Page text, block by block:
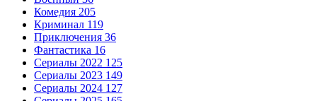
Комедия 205
Криминал 119
Приключения 36
Фантастика 16
Сериалы 2022 125
Сериалы 2023 149
Сериалы 2024 127